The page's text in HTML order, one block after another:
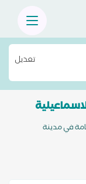
تعديل
في مدينة